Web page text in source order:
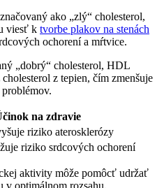
ako „zlý“ cholesterol,
viesť k tvorbe plakov na stenách
ochorení a mŕtvice.
„dobrý“ cholesterol, HDL
z tepien, čím zmenšuje
na zdravie
riziko aterosklerózy
riziko srdcových ochorení
aktivity môže pomôcť udržať